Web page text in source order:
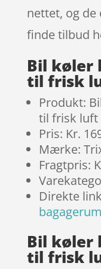
nettet, og
finde tilbud
Bil køler
til frisk
Produkt:
til frisk luft
Pris: Kr.
Mærke:
Fragtpris:
Direkte
Bil køler
til frisk